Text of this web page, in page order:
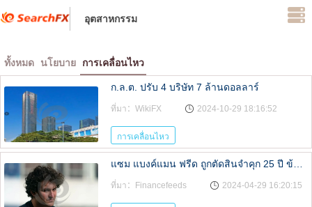
อุตสาหกรรม
ทั้งหมด นโยบาย การเคลื่อนไหว
ก.ล.ต. ปรับ 4 บริษัท 7 ล้านดอลลาร์
ที่มา：WikiFX 2024-10-29 18:16:52
การเคลื่อนไหว
ที่มา：Financefeeds 2024-04-29 16:20:15